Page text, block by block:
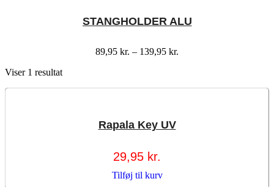
STANGHOLDER ALU
89,95 kr. – 139,95 kr.
Viser 1 resultat
Rapala Key UV
29,95 kr.
Tilføj til kurv